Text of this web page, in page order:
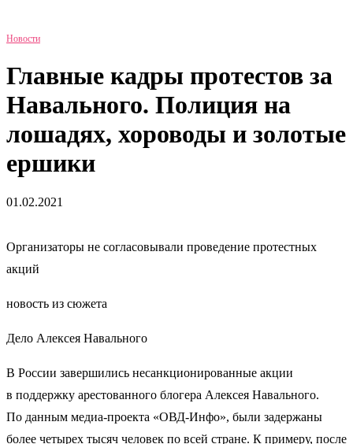
Новости
Главные кадры протестов за
Навального. Полиция на
лошадях, хороводы и золотые
ершики
01.02.2021
Организаторы не согласовывали проведение протестных
акций
новость из сюжета
Дело Алексея Навального
В России завершились несанкционированные акции
в поддержку арестованного блогера Алексея Навального.
По данным медиа-проекта «ОВД-Инфо», были задержаны
более четырех тысяч человек по всей стране. К примеру, после